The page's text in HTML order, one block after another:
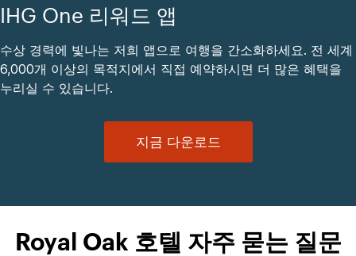
IHG One 리워드 앱
수상 경력에 빛나는 저희 앱으로 여행을 간소화하세요. 전 세계
6,000개 이상의 목적지에서 직접 예약하시면 더 많은 혜택을
누리실 수 있습니다.
지금 다운로드
Royal Oak 호텔 자주 묻는 질문